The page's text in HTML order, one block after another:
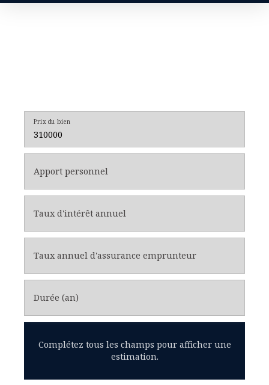
Prix du bien
Apport personnel
Taux d'intérêt annuel
Taux annuel d'assurance emprunteur
Durée (an)
Complétez tous les champs pour afficher une
estimation.